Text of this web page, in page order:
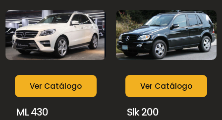
Ver Catálogo Ver Catálogo
ML 430 Slk 200